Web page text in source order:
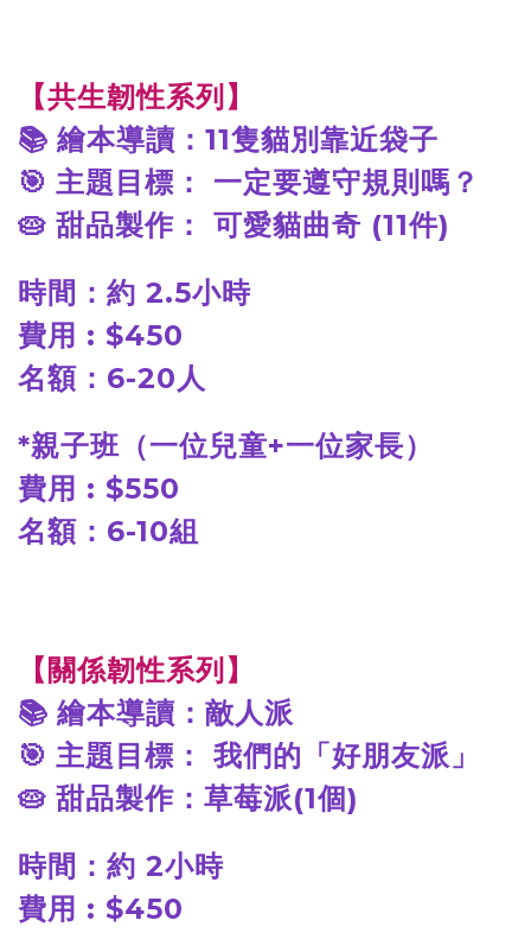
【共生韌性系列】
📚 繪本導讀：11隻貓別靠近袋子
🎯 主題目標： 一定要遵守規則嗎？
🥧 甜品製作： 可愛貓曲奇 (11件)
時間：約 2.5小時
費用 : $450
名額：6-20人
*親子班（一位兒童+一位家長）
費用 : $550
名額：6-10組
【關係韌性系列】
📚 繪本導讀：敵人派
🎯 主題目標： 我們的「好朋友派」
🥧 甜品製作：草莓派(1個)
時間：約 2小時
費用 : $450